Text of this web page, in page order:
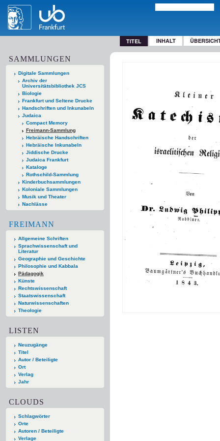
TITEL INHALT
SAMMLUNGEN
Digitale Sammlungen
Archiv der
Universitätsbibliothek JCS
Biologie
Frankfurt und Seltene Drucke
Handschriften und Inkunabeln
Judaica
Compact Memory
Freimann-Sammlung
Hebräische Handschriften
Hebräische Inkunabeln
Jiddische Drucke
Judaica Frankfurt
Kataloge
Rothschild-Sammlung
Kinderbuchsammlungen
Koloniale Sammlungen
Musik und Theater
Nachlässe
FREIMANN
Allgemeine Schriften
Sprachwissenschaft und
Literatur
Geographie und Geschichte
Philosophie und Kabbala
Pädagogik
Künste
Rechtswissenschaft
Staatswissenschaft
Naturwissenschaften
Theologie
LISTEN
Neuzugänge
Titel
Autor / Beteiligte
Ort
Verlag
Jahr
CLOUDS
Schlagwörter
Orte
Autoren / Beteiligte
Verlage